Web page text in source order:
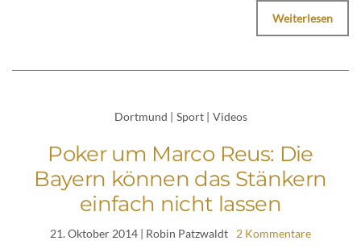
Weiterlesen
Dortmund | Sport | Videos
Poker um Marco Reus: Die
Bayern können das Stänkern
einfach nicht lassen
21. Oktober 2014 | Robin Patzwaldt 2 Kommentare